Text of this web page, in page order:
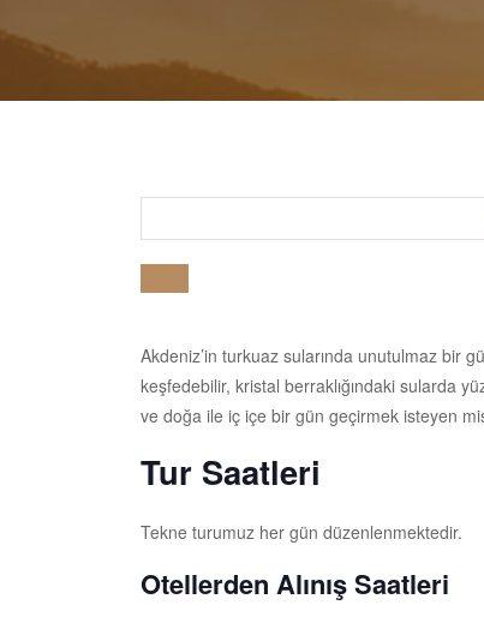
Mayıs
11
Akdeniz’in turkuaz sularında unutulmaz bir
keşfedebilir, kristal berraklığındaki sularda
ve doğa ile iç içe bir gün geçirmek isteyen
Tur Saatleri
Tekne turumuz her gün düzenlenmektedir.
Otellerden Alınış Saatleri